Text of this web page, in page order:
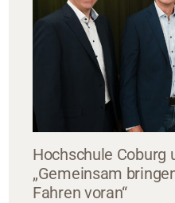
Hochschule Coburg
„Gemeinsam
Fahren voran“